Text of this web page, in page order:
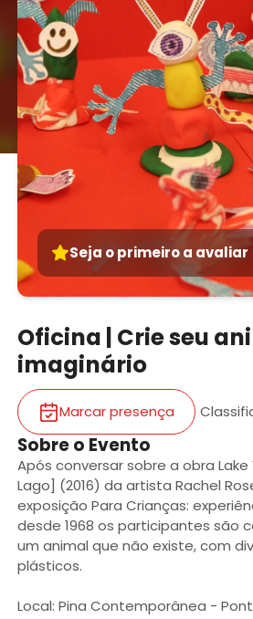
Seja o primeiro a avaliar
Oficina | Crie seu
imaginário
Marcar presença
Sobre o Evento
Após conversar sobre a obra
Lago] (2016) da artista Rachel
exposição Para Crianças:
desde 1968 os participantes são
um animal que não existe, com
plásticos.
Local: Pina Contemporânea -